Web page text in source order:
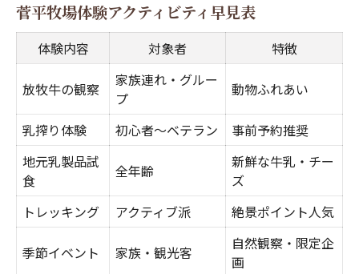
菅平牧場体験アクティビティ早見表
体験内容 対象者 特徴
放牧牛の観察
家族連れ・グルー
プ
動物ふれあい
乳搾り体験 初心者〜ベテラン
事前予約推奨
地元乳製品試
食
全年齢
新鮮な牛乳・チー
ズ
トレッキング
アクティブ派 絶景ポイント人気
季節イベント 家族・観光客
自然観察・限定企
画